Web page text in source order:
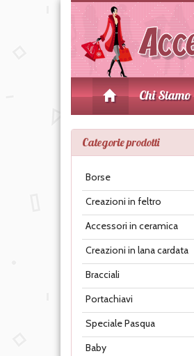
Chi Siamo
Categorie prodotti
Borse
Creazioni in feltro
Accessori in ceramica
Creazioni in lana cardata
Bracciali
Portachiavi
Speciale Pasqua
Baby